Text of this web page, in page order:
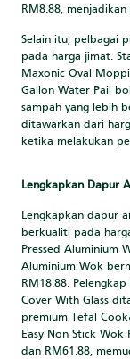
RM8.88,
Selain itu, pelbagai
pada harga jimat.
Maxonic Oval
Gallon Water Pail
sampah yang lebih
ditawarkan dari
ketika melakukan
Lengkapkan Dapur
Lengkapkan dapur
berkualiti pada
Pressed Aluminium
Aluminium Wok
RM18.88.
Cover With Glass
premium Tefal
Easy Non Stick Wok
dan RM61.88,